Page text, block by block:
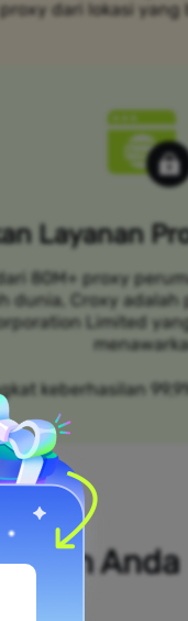
dari lokasi yang
Layanan
80M+ proxy
dunia, Croxy
Limited
keberhasilan
Anda